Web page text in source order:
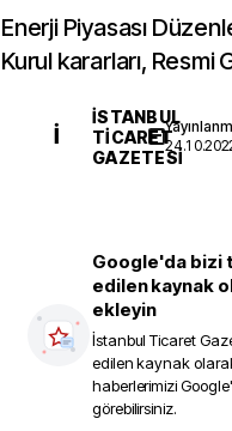
Enerji Piyasası
Kurul kararları, Resmi
İ
İSTANBUL
TICARET
GAZETESI
Google'da bizi
edilen kaynak
ekleyin
İstanbul Ticaret
edilen kaynak
haberlerimizi
görebilirsiniz.